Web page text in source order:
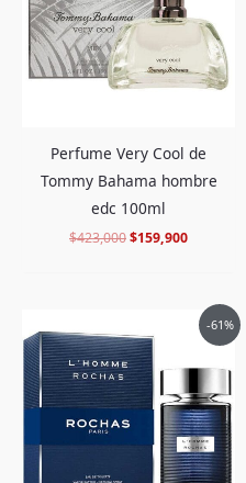
Perfume Very Cool de
Tommy Bahama hombre
edc 100ml
$423,000$159,900
-61%
precio
original
era:
$517,000.
precio
actual
es: